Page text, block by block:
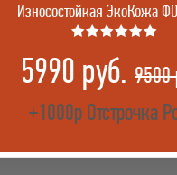
Износостойкая ЭкоКожа
★★★★★★
5990 руб. 9500
+1000р Отстрочка